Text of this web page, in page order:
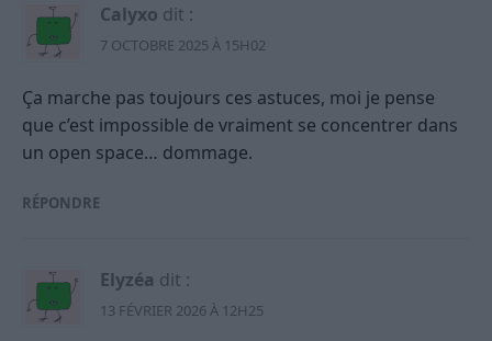
Calyxo dit :
7 OCTOBRE 2025 À 15H02
Ça marche pas toujours ces astuces, moi je pense
que c’est impossible de vraiment se concentrer dans
un open space… dommage.
RÉPONDRE
Elyzéa dit :
13 FÉVRIER 2026 À 12H25